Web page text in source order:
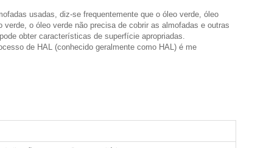
usadas, diz-se frequentemente que o óleo verde, óleo
verde, o óleo verde não precisa de cobrir as almofadas e outras
obter características de superfície apropriadas.
de HAL (conhecido geralmente como HAL) é me